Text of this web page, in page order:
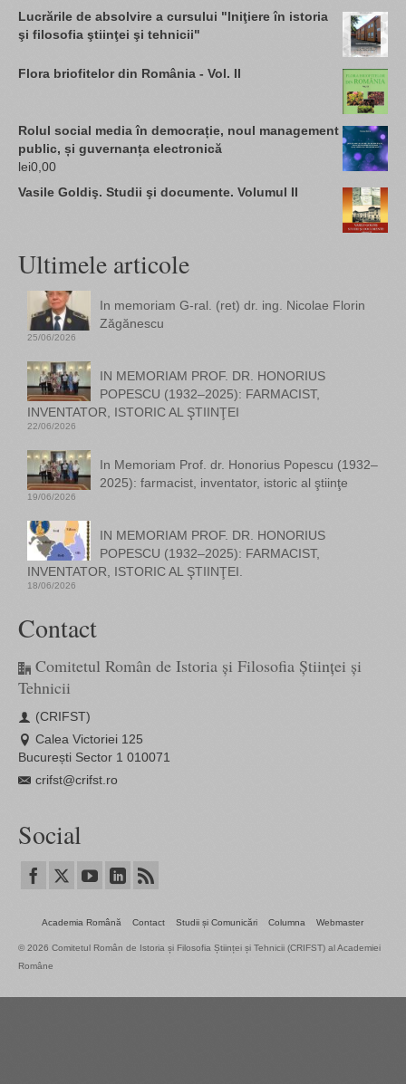
Lucrările de absolvire a cursului "Iniţiere în istoria
şi filosofia ştiinţei şi tehnicii"
Flora briofitelor din România - Vol. II
Rolul social media în democrație, noul management
public, și guvernanța electronică
lei0,00
Vasile Goldiş. Studii şi documente. Volumul II
Ultimele articole
In memoriam G-ral. (ret) dr. ing. Nicolae Florin
Zăgănescu
25/06/2026
IN MEMORIAM PROF. DR. HONORIUS
POPESCU (1932–2025): FARMACIST,
INVENTATOR, ISTORIC AL ŞTIINŢEI
22/06/2026
In Memoriam Prof. dr. Honorius Popescu (1932–
2025): farmacist, inventator, istoric al ştiinţe
19/06/2026
IN MEMORIAM PROF. DR. HONORIUS
POPESCU (1932–2025): FARMACIST,
INVENTATOR, ISTORIC AL ŞTIINŢEI.
18/06/2026
Contact
Comitetul Român de Istoria și Filosofia Științei și
Tehnicii
(CRIFST)
Calea Victoriei 125
București Sector 1 010071
crifst@crifst.ro
Social
Academia Română Contact Studii și Comunicări Columna Webmaster
© 2026 Comitetul Român de Istoria și Filosofia Științei și Tehnicii (CRIFST) al Academiei
Române